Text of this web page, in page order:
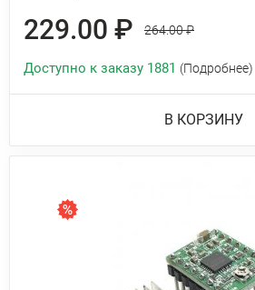
229.00 ₽ 264.00 ₽
Доступно к заказу 1881 (Подробнее)
В КОРЗИНУ